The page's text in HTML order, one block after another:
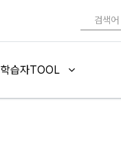
학습자TOOL